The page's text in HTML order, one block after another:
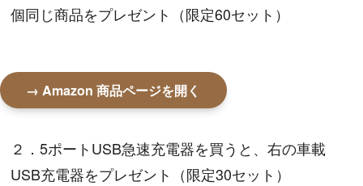
個同じ商品をプレゼント（限定60セット）
→ Amazon 商品ページを開く
２．5ポートUSB急速充電器を買うと、右の車載
USB充電器をプレゼント（限定30セット）